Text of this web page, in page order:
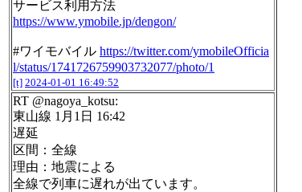
サービス利用方法
https://www.ymobile.jp/dengon/
#ワイモバイル https://twitter.com/ymobileOfficia
l/status/1741726759903732077/photo/1
[t] 2024-01-01 16:49:52
RT @nagoya_kotsu:
東山線 1月1日 16:42
遅延
区間：全線
理由：地震による
全線で列車に遅れが出ています。